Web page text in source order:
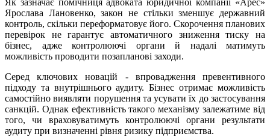
Як зазначає помічниця адвоката юридичної компанії «Арес»
Ярослава Лановенко, закон не стільки зменшує державний
контроль, скільки переформатовує його. Скорочення планових
перевірок не гарантує автоматичного зниження тиску на
бізнес, адже контролюючі органи й надалі матимуть
можливість проводити позапланові заходи.
Серед ключових новацій - впровадження превентивного
підходу та внутрішнього аудиту. Бізнес отримає можливість
самостійно виявляти порушення та усувати їх до застосування
санкцій. Однак ефективність такого механізму залежатиме від
того, чи враховуватимуть контролюючі органи результати
аудиту при визначенні рівня ризику підприємства.